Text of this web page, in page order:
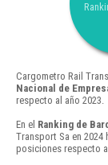
Cargometro Rail
Nacional de
respecto al año 2023.
En el Ranking de
Transport Sa en 2024
posiciones respecto